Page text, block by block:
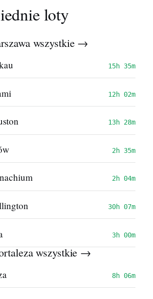
loty
wszystkie →
15h 35m
12h 02m
13h 28m
2h 35m
2h 04m
30h 07m
3h 00m
wszystkie →
8h 06m